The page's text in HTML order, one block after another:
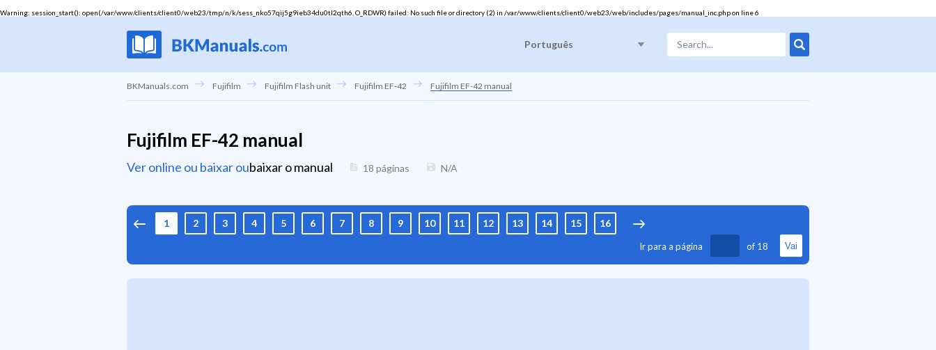
Warning: session_start(): open(/var/www/clients/client0/web23/tmp/n/k/sess_nko57qij5g9ieb34du0tl2qth6, O_RDWR) failed: No such file or directory (2) in /var/www/clients/client0/web23/web/includes/pages/manual_inc.phpon line6
Português
BKManuals.com Fujifilm Fujifilm Flash unit Fujifilm EF-42 Fujifilm EF-42 manual
Fujifilm EF-42 manual
Ver online ou baixar oubaixar o manual 18 páginas N/A
1 2 3 4 5 6 7 8 9 10 11 12 13 14 15 16 17
Ir para a página of 18 Vai